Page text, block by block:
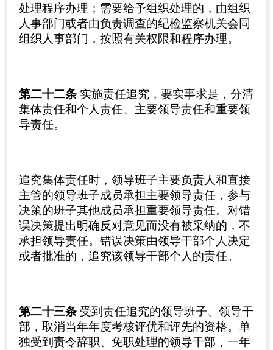
处理程序办理；需要给予组织处理的，由组织
人事部门或者由负责调查的纪检监察机关会同
组织人事部门，按照有关权限和程序办理。
第二十二条 实施责任追究，要实事求是，分清
集体责任和个人责任、主要领导责任和重要领
导责任。
追究集体责任时，领导班子主要负责人和直接
主管的领导班子成员承担主要领导责任，参与
决策的班子其他成员承担重要领导责任。对错
误决策提出明确反对意见而没有被采纳的，不
承担领导责任。错误决策由领导干部个人决定
或者批准的，追究该领导干部个人的责任。
第二十三条 受到责任追究的领导班子、领导干
部，取消当年年度考核评优和评先的资格。单
独受到责令辞职、免职处理的领导干部，一年